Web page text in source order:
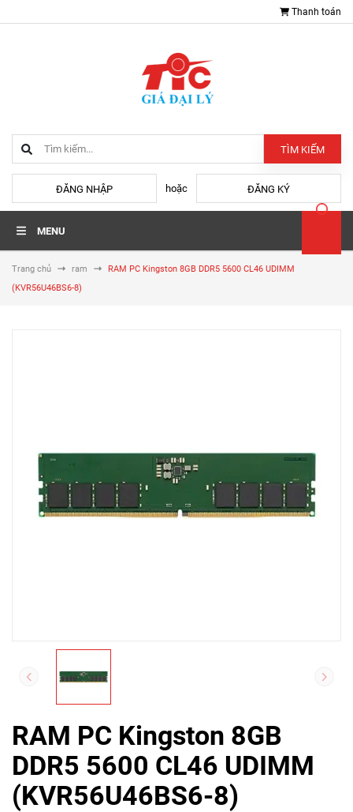
Thanh toán
TÌM KIẾM
ĐĂNG NHẬP hoặc ĐĂNG KÝ
MENU
Trang chủ ram
RAM PC Kingston 8GB DDR5 5600 CL46 UDIMM
(KVR56U46BS6-8)
RAM PC Kingston 8GB
DDR5 5600 CL46 UDIMM
(KVR56U46BS6-8)